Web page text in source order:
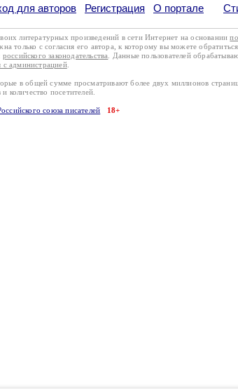
для авторов Регистрация О портале
литературных произведений в сети Интернет на основании
только с согласия его автора, к которому вы можете
российского законодательства . Данные пользователей
с администрацией.
в общей сумме просматривают более двух миллионов
количество посетителей.
союза писателей 18+